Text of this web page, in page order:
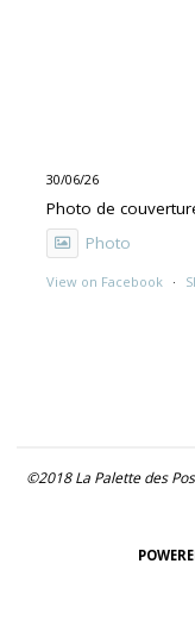
30/06/26
Photo de
Photo
View on Facebook ·
- 21.07- 5.09 :
©2018 La Palette des